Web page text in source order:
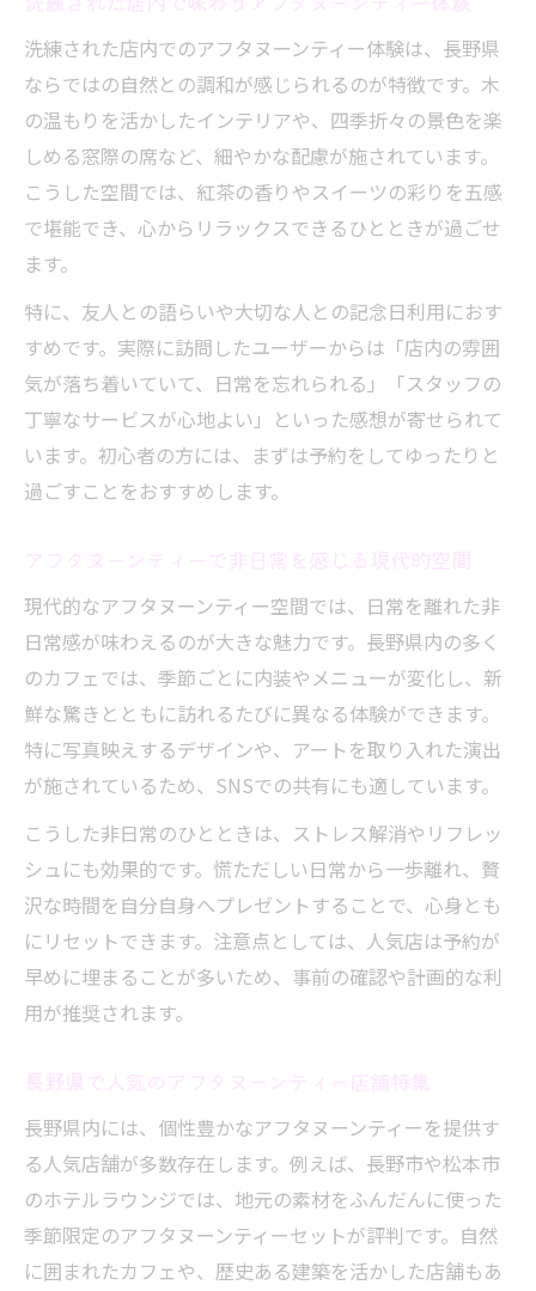
洗練された店内でのアフタヌーンティー体験は、長野県
ならではの自然との調和が感じられるのが特徴です。木
の温もりを活かしたインテリアや、四季折々の景色を楽
しめる窓際の席など、細やかな配慮が施されています。
こうした空間では、紅茶の香りやスイーツの彩りを五感
で堪能でき、心からリラックスできるひとときが過ごせ
ます。
特に、友人との語らいや大切な人との記念日利用におす
すめです。実際に訪問したユーザーからは「店内の雰囲
気が落ち着いていて、日常を忘れられる」「スタッフの
丁寧なサービスが心地よい」といった感想が寄せられて
います。初心者の方には、まずは予約をしてゆったりと
過ごすことをおすすめします。
現代的なアフタヌーンティー空間では、日常を離れた非
日常感が味わえるのが大きな魅力です。長野県内の多く
のカフェでは、季節ごとに内装やメニューが変化し、新
鮮な驚きとともに訪れるたびに異なる体験ができます。
特に写真映えするデザインや、アートを取り入れた演出
が施されているため、SNSでの共有にも適しています。
こうした非日常のひとときは、ストレス解消やリフレッ
シュにも効果的です。慌ただしい日常から一歩離れ、贅
沢な時間を自分自身へプレゼントすることで、心身とも
にリセットできます。注意点としては、人気店は予約が
早めに埋まることが多いため、事前の確認や計画的な利
用が推奨されます。
長野県内には、個性豊かなアフタヌーンティーを提供す
る人気店舗が多数存在します。例えば、長野市や松本市
のホテルラウンジでは、地元の素材をふんだんに使った
季節限定のアフタヌーンティーセットが評判です。自然
に囲まれたカフェや、歴史ある建築を活かした店舗もあ